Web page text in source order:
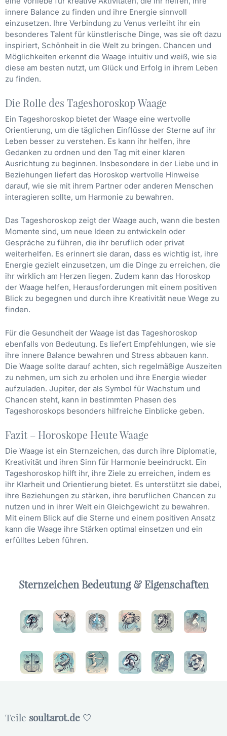
innere Balance zu finden und ihre Energie sinnvoll
einzusetzen. Ihre Verbindung zu Venus verleiht ihr ein
besonderes Talent für künstlerische Dinge, was sie oft dazu
inspiriert, Schönheit in die Welt zu bringen. Chancen und
Möglichkeiten erkennt die Waage intuitiv und weiß, wie sie
diese am besten nutzt, um Glück und Erfolg in ihrem Leben
zu finden.
Die Rolle des Tageshoroskop Waage
Ein Tageshoroskop bietet der Waage eine wertvolle
Orientierung, um die täglichen Einflüsse der Sterne auf ihr
Leben besser zu verstehen. Es kann ihr helfen, ihre
Gedanken zu ordnen und den Tag mit einer klaren
Ausrichtung zu beginnen. Insbesondere in der Liebe und in
Beziehungen liefert das Horoskop wertvolle Hinweise
darauf, wie sie mit ihrem Partner oder anderen Menschen
interagieren sollte, um Harmonie zu bewahren.
Das Tageshoroskop zeigt der Waage auch, wann die besten
Momente sind, um neue Ideen zu entwickeln oder
Gespräche zu führen, die ihr beruflich oder privat
weiterhelfen. Es erinnert sie daran, dass es wichtig ist, ihre
Energie gezielt einzusetzen, um die Dinge zu erreichen, die
ihr wirklich am Herzen liegen. Zudem kann das Horoskop
der Waage helfen, Herausforderungen mit einem positiven
Blick zu begegnen und durch ihre Kreativität neue Wege zu
finden.
Für die Gesundheit der Waage ist das Tageshoroskop
ebenfalls von Bedeutung. Es liefert Empfehlungen, wie sie
ihre innere Balance bewahren und Stress abbauen kann.
Die Waage sollte darauf achten, sich regelmäßige Auszeiten
zu nehmen, um sich zu erholen und ihre Energie wieder
aufzuladen. Jupiter, der als Symbol für Wachstum und
Chancen steht, kann in bestimmten Phasen des
Tageshoroskops besonders hilfreiche Einblicke geben.
Fazit – Horoskope Heute Waage
Die Waage ist ein Sternzeichen, das durch ihre Diplomatie,
Kreativität und ihren Sinn für Harmonie beeindruckt. Ein
Tageshoroskop hilft ihr, ihre Ziele zu erreichen, indem es
ihr Klarheit und Orientierung bietet. Es unterstützt sie dabei,
ihre Beziehungen zu stärken, ihre beruflichen Chancen zu
nutzen und in ihrer Welt ein Gleichgewicht zu bewahren.
Mit einem Blick auf die Sterne und einem positiven Ansatz
kann die Waage ihre Stärken optimal einsetzen und ein
erfülltes Leben führen.
Sternzeichen Bedeutung & Eigenschaften
Teile soultarot.de 🤍